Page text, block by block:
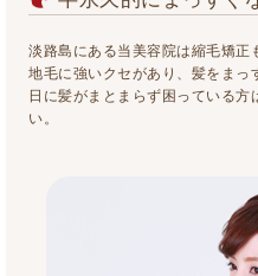
淡路島にある当美容院は縮毛矯正
地毛に強いクセがあり、髪をま
日に髪がまとまらず困っている
い。